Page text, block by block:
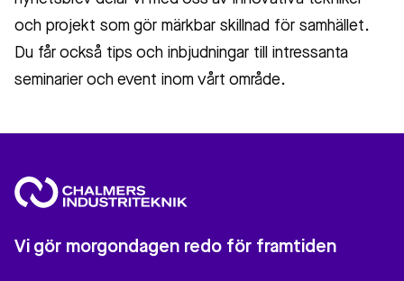
och projekt som gör märkbar skillnad för samhället.
Du får också tips och inbjudningar till intressanta
seminarier och event inom vårt område.
Vi gör morgondagen redo för framtiden